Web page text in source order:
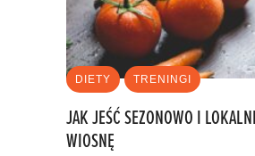
DIETY TRENINGI
JAK JEŚĆ SEZONOWO I
WIOSNĘ